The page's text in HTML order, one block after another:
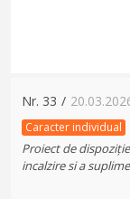
Nr. 33 /
Caracter individual
Proiect de
incalzire si a